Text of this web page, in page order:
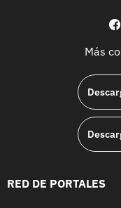
Más
RED DE PORTALES